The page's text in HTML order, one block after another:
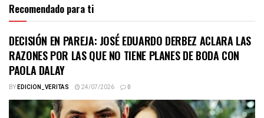
Recomendado para ti
DECISIÓN EN PAREJA: JOSÉ EDUARDO DERBEZ ACLARA LAS
RAZONES POR LAS QUE NO TIENE PLANES DE BODA CON
PAOLA DALAY
BYEDICION_VERITAS 24/07/2026 0